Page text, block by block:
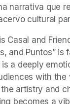
narrativa que
cultural
Casal and
and Puntos” is
a deeply
with the
the artistry and
becomes a